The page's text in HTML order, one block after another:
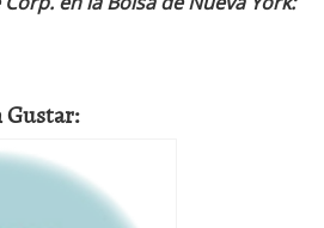
Gustar: